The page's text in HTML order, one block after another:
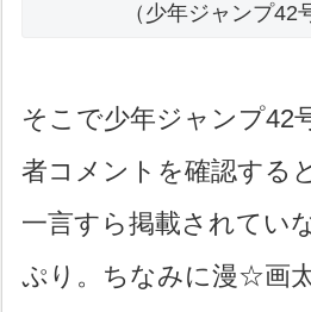
（少年ジャンプ42
そこで少年ジャンプ42
者コメントを確認する
一言すら掲載されてい
ぷり。ちなみに漫☆画